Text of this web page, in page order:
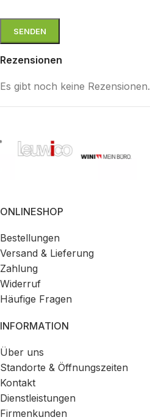
Rezensionen
Es gibt noch keine Rezensionen.
ONLINESHOP
Bestellungen
Versand & Lieferung
Zahlung
Widerruf
Häufige Fragen
INFORMATION
Über uns
Standorte & Öffnungszeiten
Kontakt
Dienstleistungen
Firmenkunden